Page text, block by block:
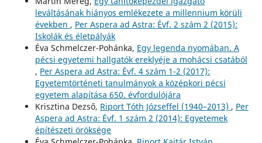
leváltásának hiányos emlékezete a millennium körüli
években , Per Aspera ad Astra: Évf. 2 szám 2 (2015):
Iskolák és életpályák
Éva Schmelczer-Pohánka, Egy legenda nyomában. A
pécsi egyetemi hallgatók ereklyéje a mohácsi csatából
, Per Aspera ad Astra: Évf. 4 szám 1-2 (2017):
Egyetemtörténeti tanulmányok a középkori pécsi
egyetem alapítása 650. évfordulójára
Krisztina Dezső, Riport Tóth Józseffel (1940–2013) , Per
Aspera ad Astra: Évf. 1 szám 2 (2014): Egyetemek
építészeti öröksége